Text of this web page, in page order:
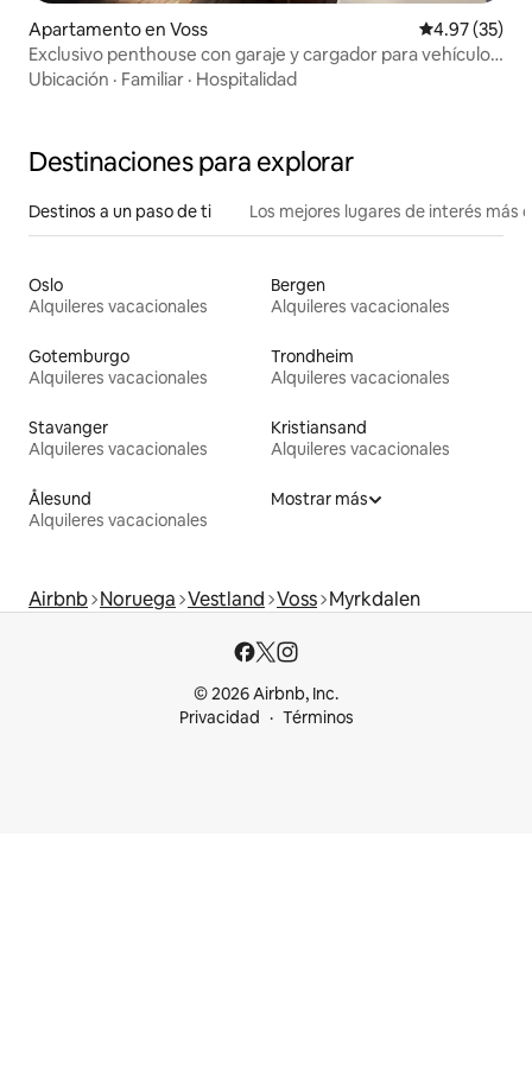
Apartamento en Voss Calificación
4.97 (35)
Exclusivo penthouse con garaje y cargador para vehículo
eléctrico
Ubicación · Familiar · Hospitalidad
Destinaciones para explorar
Destinos a un paso de ti Los mejores lugares de interés más
Oslo
Alquileres vacacionales
Bergen
Alquileres vacacionales
Gotemburgo
Alquileres vacacionales
Trondheim
Alquileres vacacionales
Stavanger
Alquileres vacacionales
Kristiansand
Alquileres vacacionales
Ålesund
Alquileres vacacionales
Mostrar más
Airbnb Noruega Vestland Voss Myrkdalen
© 2026 Airbnb, Inc.
Privacidad
Términos